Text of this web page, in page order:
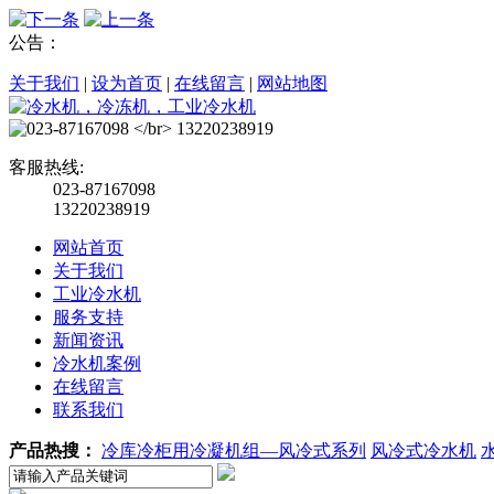
公告：
关于我们 | 设为首页 | 在线留言 | 网站地图
客服热线:
023-87167098
13220238919
网站首页
关于我们
工业冷水机
服务支持
新闻资讯
冷水机案例
在线留言
联系我们
产品热搜： 冷库冷柜用冷凝机组—风冷式系列 风冷式冷水机